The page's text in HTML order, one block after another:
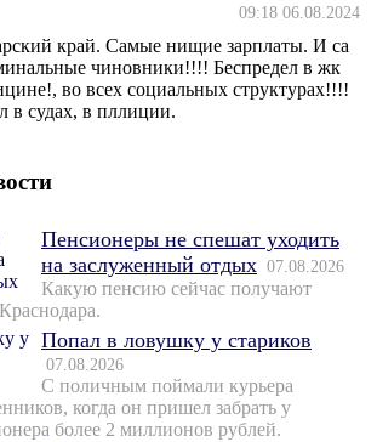
09:18 06.08.2024
край. Самые нищие зарплаты. И са
чиновники!!!! Беспредел в жк
во всех социальных структурах!!!!
в судах, в пллиции.
Пенсионеры не спешат уходить
на заслуженный отдых 07.08.2026
Какую пенсию сейчас получают
Попал в ловушку у стариков
07.08.2026
С поличным поймали курьера
когда он пришел забрать у
более 2 миллионов рублей.